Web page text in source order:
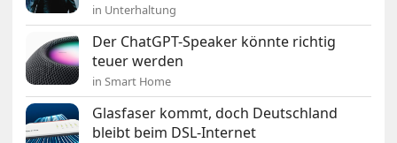
in Unterhaltung
Der ChatGPT-Speaker könnte richtig
teuer werden
in Smart Home
Glasfaser kommt, doch Deutschland
bleibt beim DSL-Internet